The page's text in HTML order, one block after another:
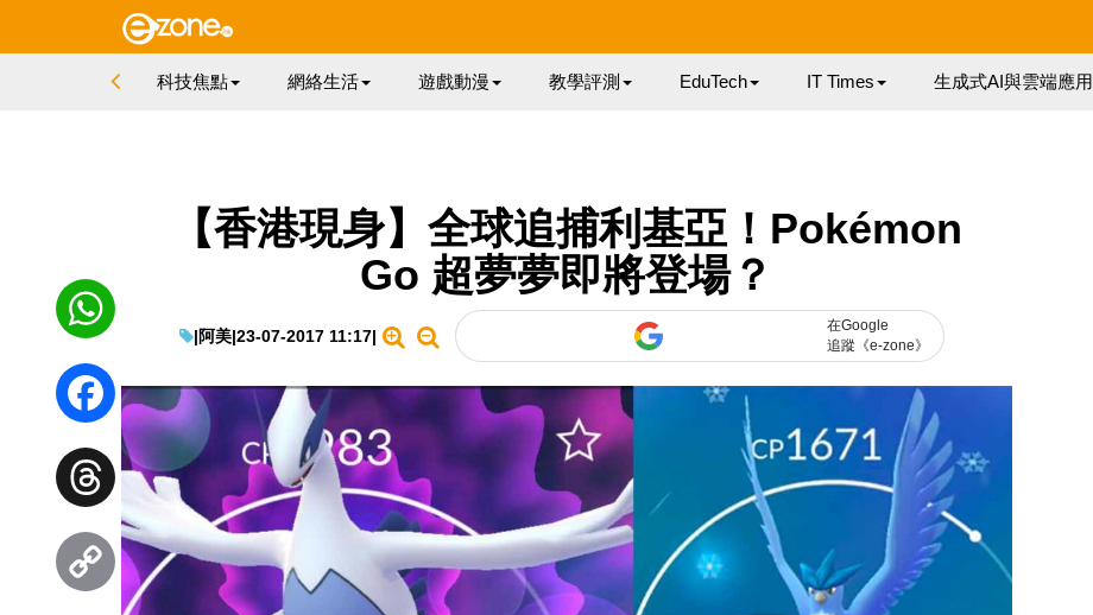
科技焦點 網絡生活 遊戲動漫 教學評測 EduTech IT Times 生成式AI與雲端應用
【香港現身】全球追捕利基亞！Pokémon
Go 超夢夢即將登場？
|阿美|23-07-2017 11:17|
在Google
追蹤《e-zone》
WhatsApp
Facebook
Threads